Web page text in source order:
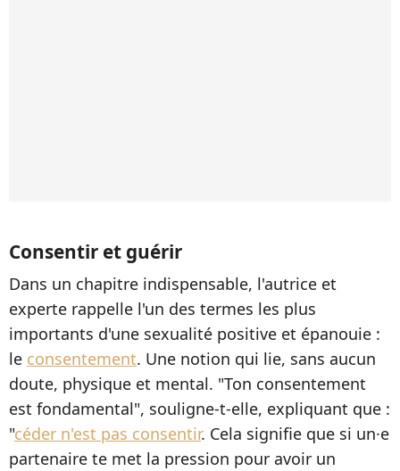
Consentir et guérir
Dans un chapitre indispensable, l'autrice et
experte rappelle l'un des termes les plus
importants d'une sexualité positive et épanouie :
le consentement. Une notion qui lie, sans aucun
doute, physique et mental. "Ton consentement
est fondamental", souligne-t-elle, expliquant que :
"céder n'est pas consentir. Cela signifie que si un·e
partenaire te met la pression pour avoir un